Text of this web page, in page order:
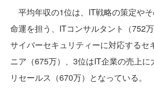
平均年収の1位は、IT戦略の策定や
命運を担う、ITコンサルタント（752
サイバーセキュリティーに対応するセ
ニア（675万）、3位はIT企業の売上
リセールス（670万）となっている。